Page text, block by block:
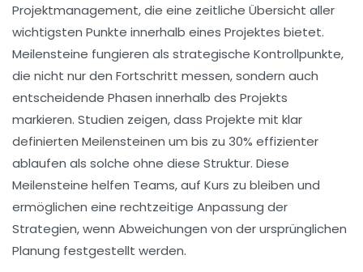
Projektmanagement, die eine zeitliche Übersicht aller
wichtigsten Punkte innerhalb eines Projektes bietet.
Meilensteine fungieren als strategische Kontrollpunkte,
die nicht nur den Fortschritt messen, sondern auch
entscheidende Phasen innerhalb des Projekts
markieren. Studien zeigen, dass Projekte mit klar
definierten Meilensteinen um bis zu 30% effizienter
ablaufen als solche ohne diese Struktur. Diese
Meilensteine helfen Teams, auf Kurs zu bleiben und
ermöglichen eine rechtzeitige Anpassung der
Strategien, wenn Abweichungen von der ursprünglichen
Planung festgestellt werden.